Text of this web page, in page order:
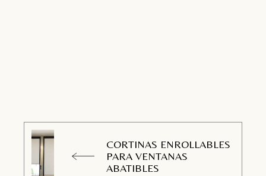
CORTINAS ENROLLABLES
PARA VENTANAS
ABATIBLES